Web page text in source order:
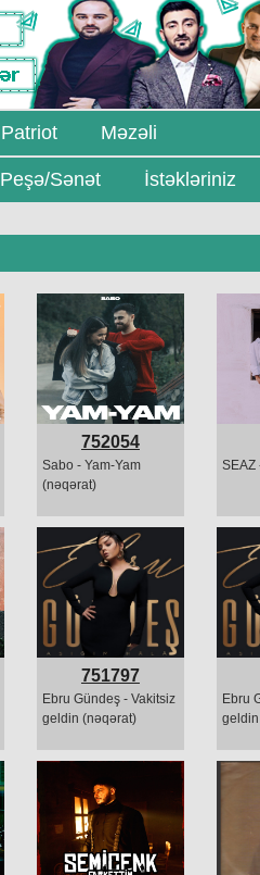
Patriot Məzəli
Peşə/Sənət İstəkləriniz
752054
Sabo - Yam-Yam
(nəqərat)
SEAZ
751797
Ebru Gündeş - Vakitsiz
geldin (nəqərat)
Ebru